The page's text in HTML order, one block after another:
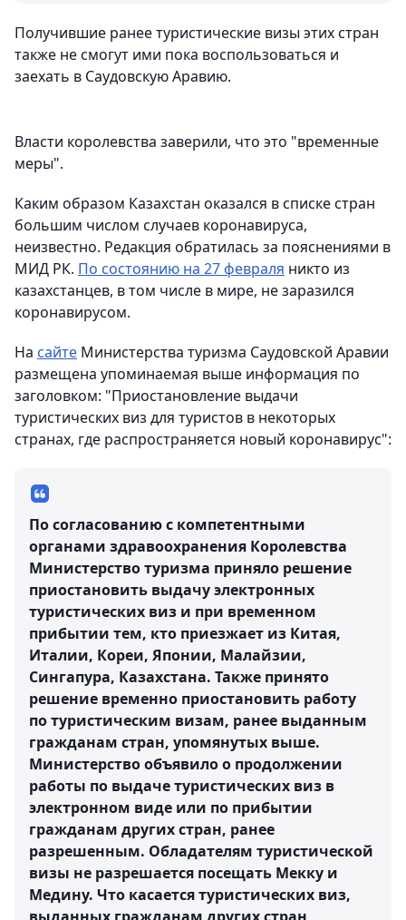
Получившие ранее туристические визы этих стран
также не смогут ими пока воспользоваться и
заехать в Саудовскую Аравию.
Власти королевства заверили, что это "временные
меры".
Каким образом Казахстан оказался в списке стран
большим числом случаев коронавируса,
неизвестно. Редакция обратилась за пояснениями в
МИД РК. По состоянию на 27 февраля никто из
казахстанцев, в том числе в мире, не заразился
коронавирусом.
На сайте Министерства туризма Саудовской Аравии
размещена упоминаемая выше информация по
заголовком: "Приостановление выдачи
туристических виз для туристов в некоторых
странах, где распространяется новый коронавирус":
По согласованию с компетентными
органами здравоохранения Королевства
Министерство туризма приняло решение
приостановить выдачу электронных
туристических виз и при временном
прибытии тем, кто приезжает из Китая,
Италии, Кореи, Японии, Малайзии,
Сингапура, Казахстана. Также принято
решение временно приостановить работу
по туристическим визам, ранее выданным
гражданам стран, упомянутых выше.
Министерство объявило о продолжении
работы по выдаче туристических виз в
электронном виде или по прибытии
гражданам других стран, ранее
разрешенным. Обладателям туристической
визы не разрешается посещать Мекку и
Медину. Что касается туристических виз,